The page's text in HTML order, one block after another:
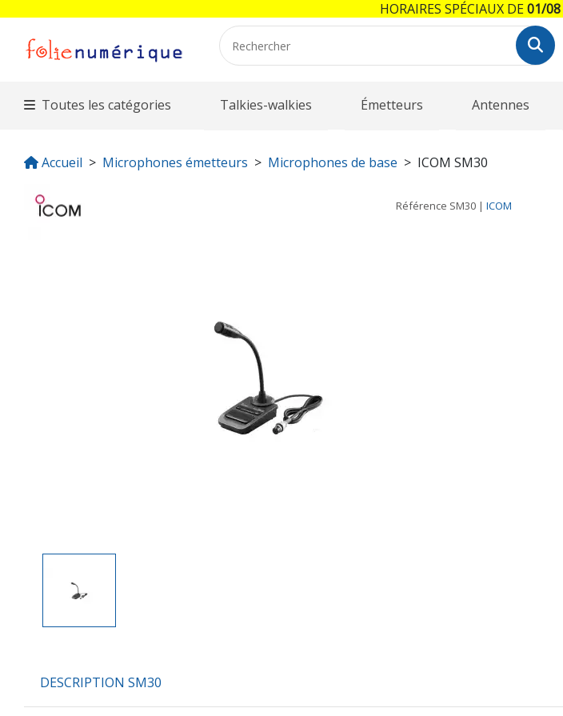
Toutes les catégories Talkies-walkies Émetteurs Antennes
Accueil Microphones émetteurs Microphones de base ICOM SM30
Référence SM30 | ICOM
DESCRIPTION SM30
HORAIRES SPÉCIAUX DE01/08